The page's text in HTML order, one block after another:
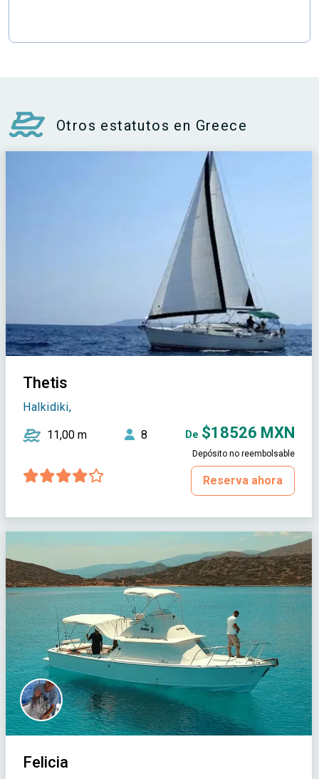
Otros estatutos en Greece
Thetis
Halkidiki,
11,00 m 8 De $18526 MXN
Depósito no reembolsable
Reserva ahora
Felicia